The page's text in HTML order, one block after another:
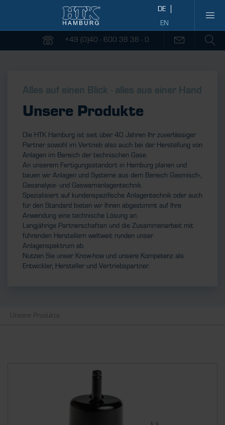
+49 (0)40 - 600 38 38 - 0
Alles auf einen Blick - alles aus einer Hand
Unsere Produkte
Die HTK Hamburg ist seit über 40 Jahren Ihr zuverlässiger
Partner sowohl im Vertrieb also auch bei der Herstellung von
Anlagen im Bereich der technischen Gase.
An unserem Fertigungsstandort in Hamburg planen und
bauen wir Anlagen und Systeme aus dem Bereich Gasmisch-,
Gasanalyse- und Gaswarnanlagentechnik.
Spezialisiert auf kundenspezifische Anlagentechnik oder auch
für den Standard bieten wir Ihnen abgestimmt auf Ihre
Anwendung eine technische Lösung an.
Langjährige Partnerschaften und die Zusammenarbeit mit
führenden Herstellern weltweit runden unser
Anlagenspektrum ab.
Nutzen Sie unser Know-how und unsere Kompetenz als
Entwickler, Hersteller und Vertriebspartner.
Unsere Produkte